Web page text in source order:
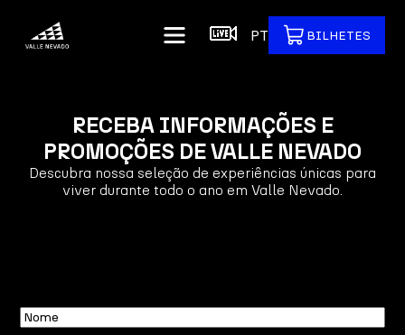
PT BILHETES
RECEBA INFORMAÇÕES E
PROMOÇÕES DE VALLE NEVADO
Descubra nossa seleção de experiências únicas para
viver durante todo o ano em Valle Nevado.
Nome